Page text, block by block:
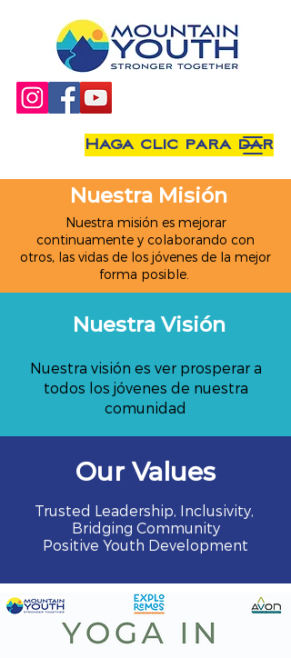
Nuestra Misión
Nuestra misión es mejorar
continuamente y colaborando con
otros, las vidas de los jóvenes de la mejor
forma posible.
Nuestra Visión
Nuestra visión es ver prosperar a
todos los jóvenes de nuestra
comunidad
Our Values
Trusted Leadership, Inclusivity,
Bridging Community
Positive Youth Development
Haga clic para dar